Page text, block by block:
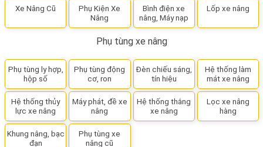
Xe Nâng Cũ
Phụ Kiện Xe
Nâng
Bình điện xe
nâng, Máy nạp
Lốp xe nâng
Phụ tùng xe nâng
Phụ tùng ly hợp,
hộp số
Phụ tùng động
cơ, ron
Đèn chiếu sáng,
tín hiệu
Hệ thống làm
mát xe nâng
Hệ thống thủy
lực xe nâng
Máy phát, đề xe
nâng
Hệ thống thắng
xe nâng
Lọc xe nâng
hàng
Khung nâng, bạc
đạn
Phụ tùng xe
nâng cũ